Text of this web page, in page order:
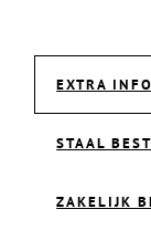
EXTRA
STAAL
ZAKELIJK